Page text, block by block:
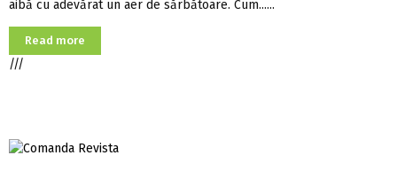
aibă cu adevărat un aer de sărbătoare. Cum......
Read more
///